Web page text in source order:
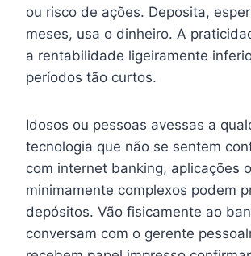
ou risco de ações. Deposita,
meses, usa o dinheiro. A
a rentabilidade ligeiramente
períodos tão curtos.
Idosos ou pessoas avessas a
tecnologia que não se sentem
com internet banking, aplicações
minimamente complexos podem
depósitos. Vão fisicamente ao
conversam com o gerente